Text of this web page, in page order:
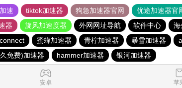
速 tiktok加速器 狗急加速器官网 优途加速器官
器 旋风加速度器 外网网址导航 软件中心 海
蜜蜂加速器 青柠加速器 暴雪加速器
免费)加速器 hammer加速器 银河加速器
安卓 苹